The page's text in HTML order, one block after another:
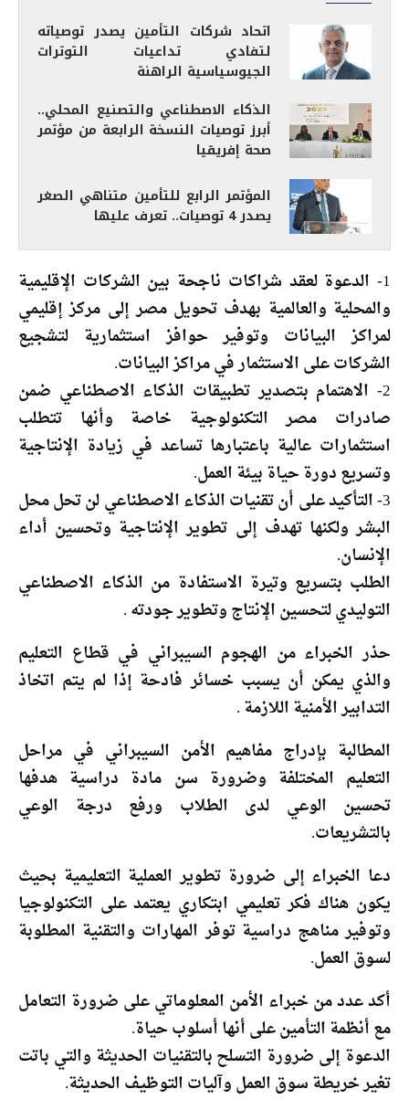
اتحاد شركات التأمين يصدر توصياته
لتفادي تداعيات التوترات
الجيوسياسية الراهنة
الذكاء الاصطناعي والتصنيع المحلي..
أبرز توصيات النسخة الرابعة من مؤتمر
صحة إفريقيا
المؤتمر الرابع للتأمين متناهي الصغر
يصدر 4 توصيات.. تعرف عليها
1- الدعوة لعقد شراكات ناجحة بين الشركات الإقليمية
والمحلية والعالمية بهدف تحويل مصر إلى مركز إقليمي
لمراكز البيانات وتوفير حوافز استثمارية لتشجيع
الشركات على الاستثمار في مراكز البيانات.
2- الاهتمام بتصدير تطبيقات الذكاء الاصطناعي ضمن
صادرات مصر التكنولوجية خاصة وأنها تتطلب
استثمارات عالية باعتبارها تساعد في زيادة الإنتاجية
وتسريع دورة حياة بيئة العمل.
3- التأكيد على أن تقنيات الذكاء الاصطناعي لن تحل محل
البشر ولكنها تهدف إلى تطوير الإنتاجية وتحسين أداء
الإنسان.
الطلب بتسريع وتيرة الاستفادة من الذكاء الاصطناعي
التوليدي لتحسين الإنتاج وتطوير جودته .
حذر الخبراء من الهجوم السيبراني في قطاع التعليم
والذي يمكن أن يسبب خسائر فادحة إذا لم يتم اتخاذ
التدابير الأمنية اللازمة .
المطالبة بإدراج مفاهيم الأمن السيبراني في مراحل
التعليم المختلفة وضرورة سن مادة دراسية هدفها
تحسين الوعي لدى الطلاب ورفع درجة الوعي
بالتشريعات.
دعا الخبراء إلى ضرورة تطوير العملية التعليمية بحيث
يكون هناك فكر تعليمي ابتكاري يعتمد على التكنولوجيا
وتوفير مناهج دراسية توفر المهارات والتقنية المطلوبة
لسوق العمل.
أكد عدد من خبراء الأمن المعلوماتي على ضرورة التعامل
مع أنظمة التأمين على أنها أسلوب حياة.
الدعوة إلى ضرورة التسلح بالتقنيات الحديثة والتي باتت
تغير خريطة سوق العمل وآليات التوظيف الحديثة.